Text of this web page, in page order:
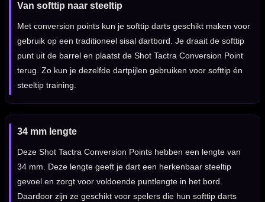
Van softtip naar steeltip
Met conversion points kun je softtip darts geschikt maken voor
gebruik op een traditioneel sisal dartbord. Je draait de softtip
punt uit de barrel en plaatst de Shot Tactra Conversion Point
terug. Zo kun je dezelfde dartpijlen gebruiken voor softtip én
steeltip training.
34 mm lengte
Deze Shot Tactra Conversion Points hebben een lengte van
34 mm. Deze lengte geeft je dart een herkenbaar steeltip
gevoel en zorgt voor voldoende puntlengte in het bord.
Daardoor zijn ze geschikt voor spelers die hun softtip darts